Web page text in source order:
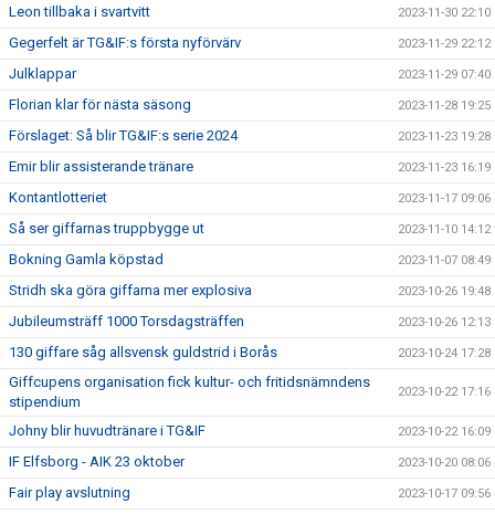
Leon tillbaka i svartvitt 2023-11-30 22:10
Gegerfelt är TG&IF:s första nyförvärv 2023-11-29 22:12
Julklappar 2023-11-29 07:40
Florian klar för nästa säsong 2023-11-28 19:25
Förslaget: Så blir TG&IF:s serie 2024 2023-11-23 19:28
Emir blir assisterande tränare 2023-11-23 16:19
Kontantlotteriet 2023-11-17 09:06
Så ser giffarnas truppbygge ut 2023-11-10 14:12
Bokning Gamla köpstad 2023-11-07 08:49
Stridh ska göra giffarna mer explosiva 2023-10-26 19:48
Jubileumsträff 1000 Torsdagsträffen 2023-10-26 12:13
130 giffare såg allsvensk guldstrid i Borås 2023-10-24 17:28
Giffcupens organisation fick kultur- och fritidsnämndens
stipendium
2023-10-22 17:16
Johny blir huvudtränare i TG&IF 2023-10-22 16:09
IF Elfsborg - AIK 23 oktober 2023-10-20 08:06
Fair play avslutning 2023-10-17 09:56